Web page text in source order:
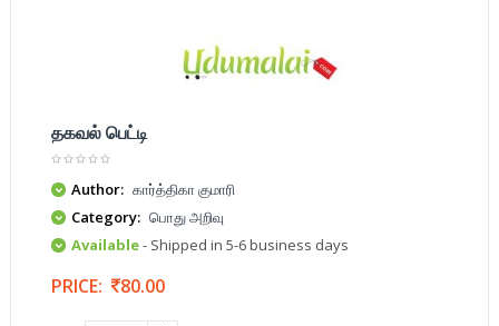
தகவல் பெட்டி
Author: கார்த்திகா குமாரி
Category: பொது அறிவு
Available- Shipped in 5-6 business days
PRICE: 80.00